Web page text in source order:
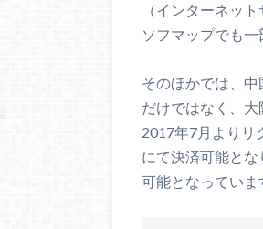
（インターネッ
ソフマップでも
そのほかでは、
だけではなく、大
2017年7月よりリ
にて決済可能と
可能となっていま